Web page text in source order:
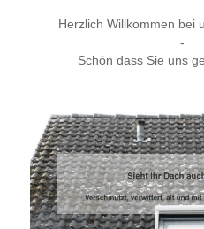
Herzlich Willkommen bei
-
Schön dass Sie uns